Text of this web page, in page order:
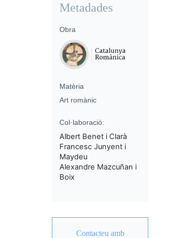
Metadades
Obra
Matèria
Art romànic
Col·laboració:
Albert Benet i Clarà
Francesc Junyent i
Maydeu
Alexandre Mazcuñan i
Boix
Contacteu amb